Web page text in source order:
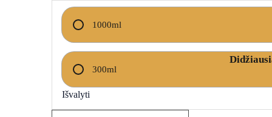
1000ml
300ml
Išvalyti
ENERGIZING
BLEND
SHAMPOO
plaukus
tankinantis
šampūnas